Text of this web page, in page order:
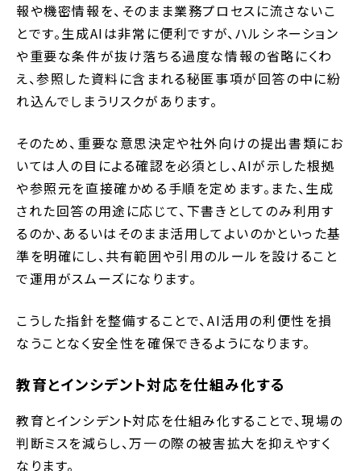
報や機密情報を、そのまま業務プロセスに流さないこ
とです。生成AIは非常に便利ですが、ハルシネーション
や重要な条件が抜け落ちる過度な情報の省略にくわ
え、参照した資料に含まれる秘匿事項が回答の中に紛
れ込んでしまうリスクがあります。
そのため、重要な意思決定や社外向けの提出書類にお
いては人の目による確認を必須とし、AIが示した根拠
や参照元を直接確かめる手順を定めます。また、生成
された回答の用途に応じて、下書きとしてのみ利用す
るのか、あるいはそのまま活用してよいのかといった基
準を明確にし、共有範囲や引用のルールを設けること
で運用がスムーズになります。
こうした指針を整備することで、AI活用の利便性を損
なうことなく安全性を確保できるようになります。
教育とインシデント対応を仕組み化する
教育とインシデント対応を仕組み化することで、現場の
判断ミスを減らし、万一の際の被害拡大を抑えやすく
なります。